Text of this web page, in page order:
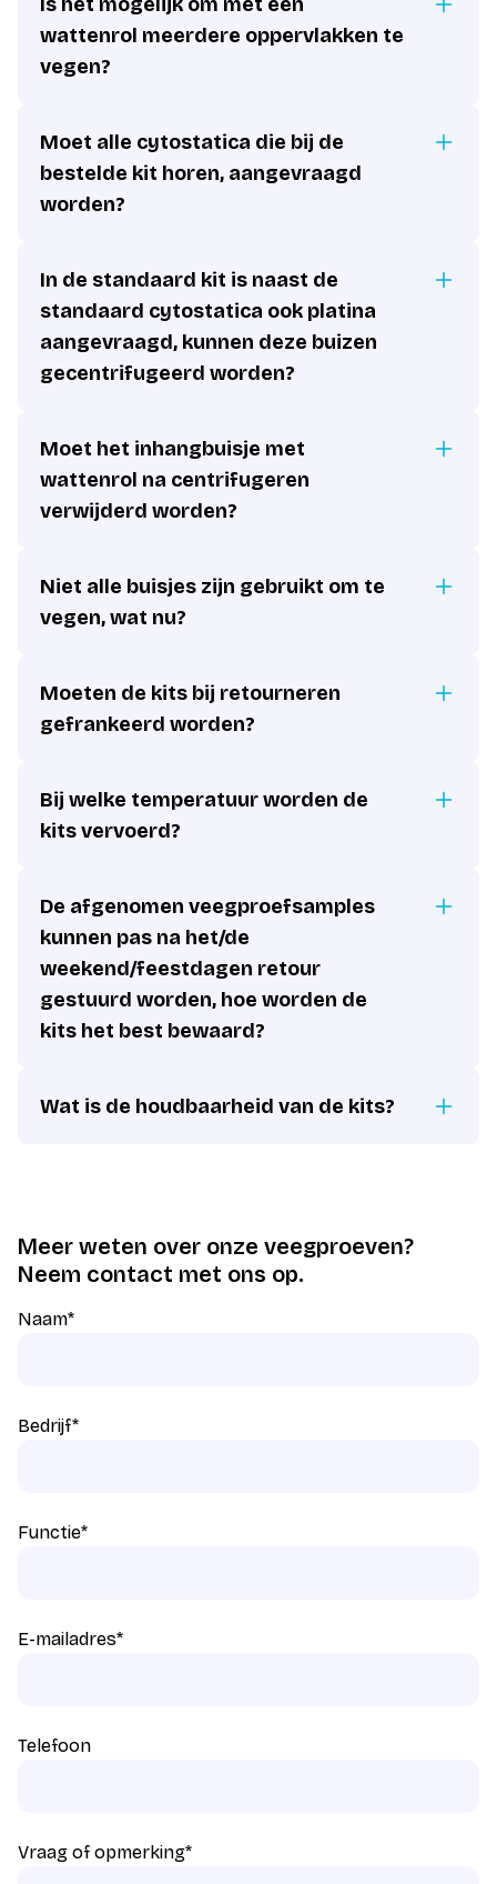
wattenrol meerdere oppervlakken te
vegen?
Moet alle cytostatica die bij de
bestelde kit horen, aangevraagd
worden?
In de standaard kit is naast de
standaard cytostatica ook platina
aangevraagd, kunnen deze buizen
gecentrifugeerd worden?
Moet het inhangbuisje met
wattenrol na centrifugeren
verwijderd worden?
Niet alle buisjes zijn gebruikt om te
vegen, wat nu?
Moeten de kits bij retourneren
gefrankeerd worden?
Bij welke temperatuur worden de
kits vervoerd?
De afgenomen veegproefsamples
kunnen pas na het/de
weekend/feestdagen retour
gestuurd worden, hoe worden de
kits het best bewaard?
Wat is de houdbaarheid van de kits?
Meer weten over onze veegproeven?
Neem contact met ons op.
Naam*
Bedrijf*
Functie*
E-mailadres*
Telefoon
Vraag of opmerking*